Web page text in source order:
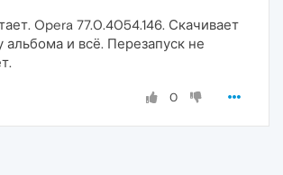
Opera 77.0.4054.146. Скачивает
альбома и всё. Перезапуск не
0